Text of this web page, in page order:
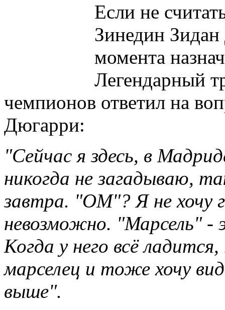
Если не
Зинедин Зидан
момента
Легендарный
чемпионов ответил на
Дюгарри:
"Сейчас я здесь, в
никогда не загадываю,
завтра. "ОМ"? Я не хочу
невозможно. "Марсель"
Когда у него всё
марселец и тоже хочу
выше".